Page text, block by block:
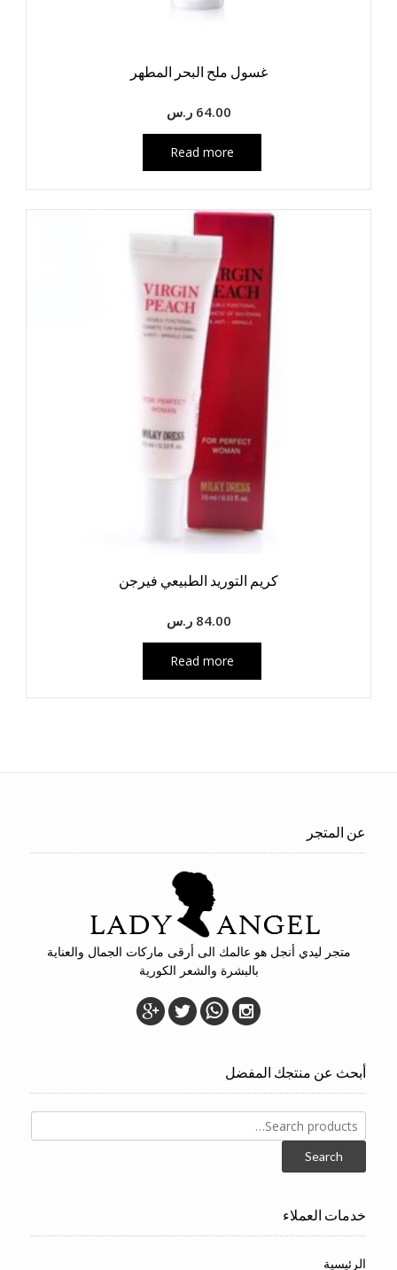
غسول ملح البحر المطهر
64.00 ر.س
Read more
كريم التوريد الطبيعي فيرجن
84.00 ر.س
Read more
عن المتجر
متجر ليدي أنجل هو عالمك الى أرقى ماركات الجمال والعناية
بالبشرة والشعر الكورية
أبحث عن منتجك المفضل
Search
for:
Search
خدمات العملاء
الرئيسية